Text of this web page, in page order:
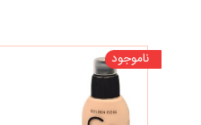
ناموجود